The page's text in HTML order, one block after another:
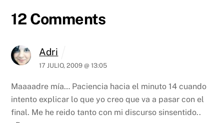
12 Comments
Adri
17 JULIO, 2009 @ 13:05
Maaaadre mía… Paciencia hacia el minuto 14 cuando
intento explicar lo que yo creo que va a pasar con el
final. Me he reido tanto con mi discurso sinsentido..